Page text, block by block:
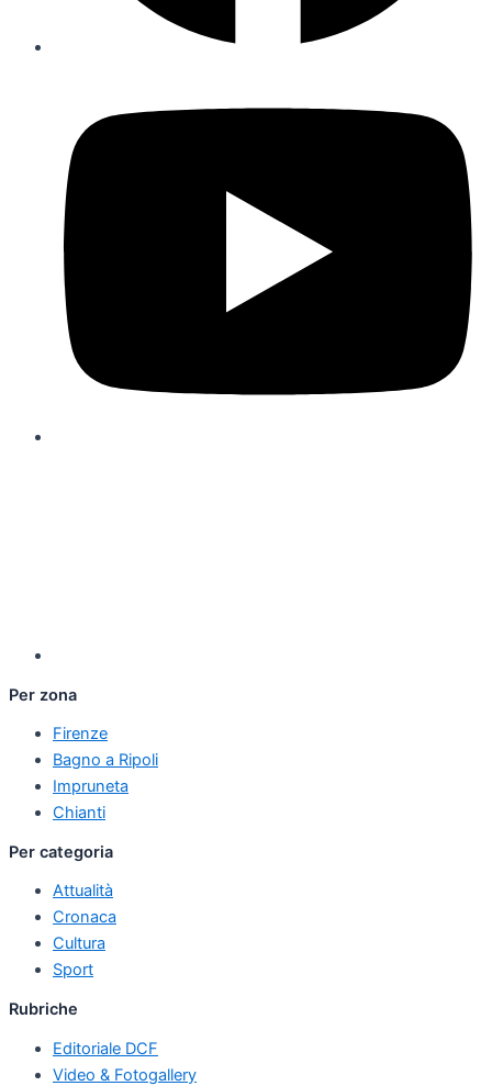
Per zona
Firenze
Bagno a Ripoli
Impruneta
Chianti
Per categoria
Attualità
Cronaca
Cultura
Sport
Rubriche
Editoriale DCF
Video & Fotogallery